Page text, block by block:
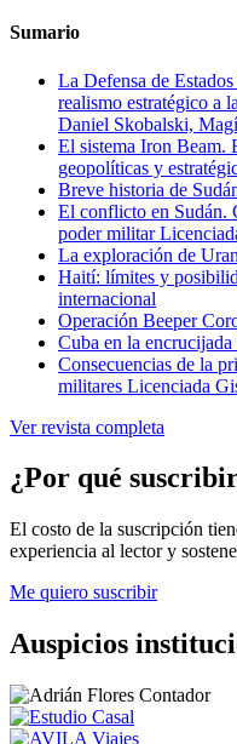
Sumario
La Defensa de
realismo estratégico a
Daniel Skobalski,
El sistema Iron Beam.
geopolíticas y
Breve historia de
El conflicto en Sudán.
poder militar
La exploración de
Haití: límites y
internacional
Operación Beeper
Cuba en la encrucijada
Consecuencias de la
militares Licenciada
Ver revista completa
¿Por qué
El costo de la suscripción
experiencia al lector y
Me quiero suscribir
Auspicios